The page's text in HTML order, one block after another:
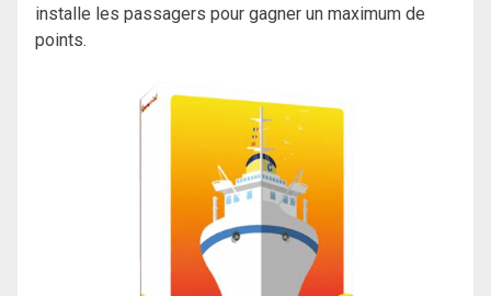
installe les passagers pour gagner un maximum de
points.